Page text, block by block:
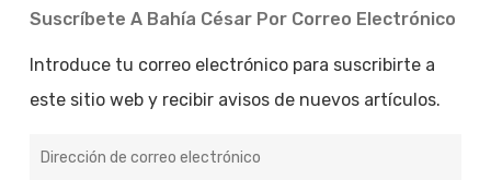
Suscríbete A Bahía César Por Correo Electrónico
Introduce tu correo electrónico para suscribirte a
este sitio web y recibir avisos de nuevos artículos.
de